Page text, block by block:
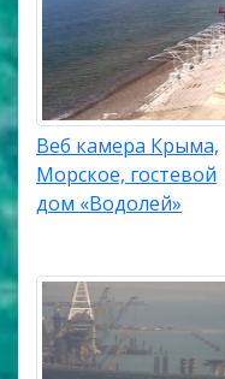
Веб камера Крыма,
Морское, гостевой
дом «Водолей»